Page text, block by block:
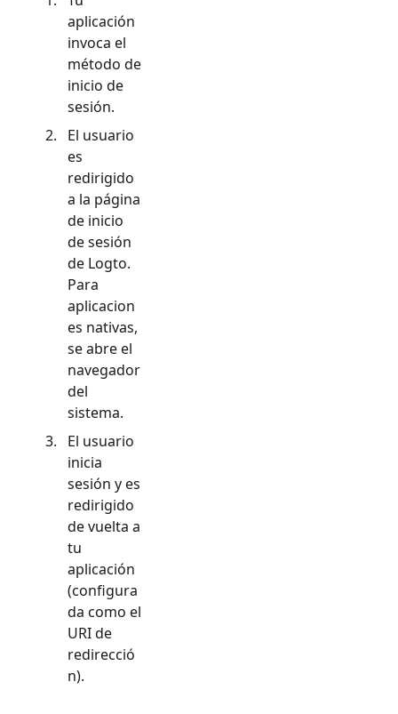
aplicación
invoca el
método de
inicio de
sesión.
El usuario
es
redirigido
a la página
de inicio
de sesión
de Logto.
Para
aplicacion
es nativas,
se abre el
navegador
del
sistema.
El usuario
inicia
sesión y es
redirigido
de vuelta a
tu
aplicación
(configura
da como el
URI de
redirecció
n).